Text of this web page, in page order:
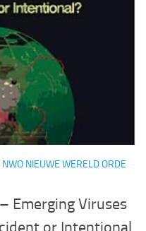
NWO NIEUWE WERELD ORDE
Emerging Viruses
or Intentional